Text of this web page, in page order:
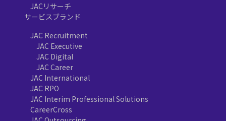
JACリサーチ
サービスブランド
JAC Recruitment
JAC Executive
JAC Digital
JAC Career
JAC International
JAC RPO
JAC Interim Professional Solutions
CareerCross